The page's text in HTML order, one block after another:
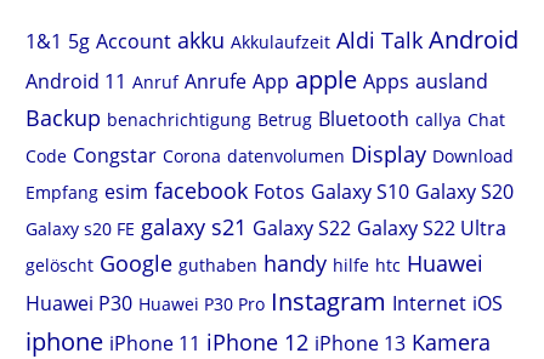
1&1 5g Account akku Akkulaufzeit Aldi Talk Android
Android 11 Anruf Anrufe App apple Apps ausland
Backup benachrichtigung Betrug Bluetooth callya Chat
Code Congstar Corona datenvolumen Display Download
Empfang esim facebook Fotos Galaxy S10 Galaxy S20
Galaxy s20 FE galaxy s21 Galaxy S22 Galaxy S22 Ultra
gelöscht Google guthaben handy hilfe htc Huawei
Huawei P30 Huawei P30 Pro Instagram Internet iOS
iphone iPhone 11 iPhone 12 iPhone 13 Kamera